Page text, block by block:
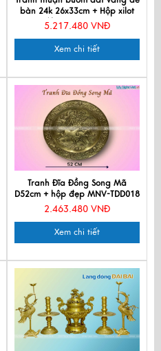
bàn 24k 26x33cm + Hộp xilot
đỏ - MNVHD04.6
5.217.480 VNĐ
Xem chi tiết
Tranh Đĩa Đồng Song Mã
D52cm + hộp đẹp MNV-TDD018
2.463.480 VNĐ
Xem chi tiết